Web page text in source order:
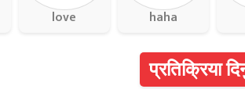
love haha
प्रतिक्रिया